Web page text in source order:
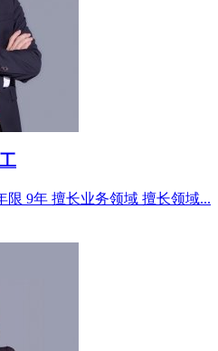
限 9年 擅长业务领域 擅长领域...